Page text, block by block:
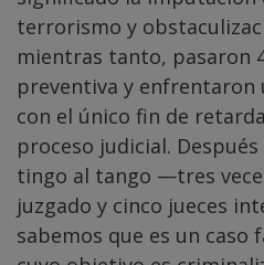
terrorismo y
mientras tanto, pasaron
preventiva y
con el único fin de
proceso judicial.
tingo al tango —tres
juzgado y cinco jueces
sabemos que es un caso